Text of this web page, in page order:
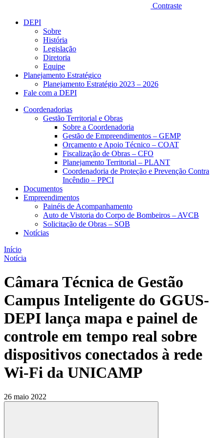
Contraste
DEPI
Sobre
História
Legislação
Diretoria
Equipe
Planejamento Estratégico
Planejamento Estratégio 2023 – 2026
Fale com a DEPI
Coordenadorias
Gestão Territorial e Obras
Sobre a Coordenadoria
Gestão de Empreendimentos – GEMP
Orçamento e Apoio Técnico – COAT
Fiscalização de Obras – CFO
Planejamento Territorial – PLANT
Coordenadoria de Proteção e Prevenção Contra
Incêndio – PPCI
Documentos
Empreendimentos
Painéis de Acompanhamento
Auto de Vistoria do Corpo de Bombeiros – AVCB
Solicitação de Obras – SOB
Notícias
Início
Notícia
Câmara Técnica de Gestão
Campus Inteligente do GGUS-
DEPI lança mapa e painel de
controle em tempo real sobre
dispositivos conectados à rede
Wi-Fi da UNICAMP
26 maio 2022